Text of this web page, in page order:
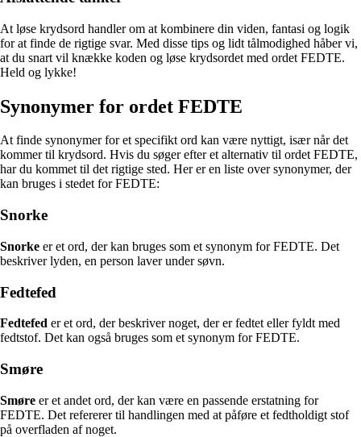
At løse krydsord handler om at kombinere din viden, fantasi og logik
for at finde de rigtige svar. Med disse tips og lidt tålmodighed håber vi,
at du snart vil knække koden og løse krydsordet med ordet FEDTE.
Held og lykke!
Synonymer for ordet FEDTE
At finde synonymer for et specifikt ord kan være nyttigt, især når det
kommer til krydsord. Hvis du søger efter et alternativ til ordet FEDTE,
har du kommet til det rigtige sted. Her er en liste over synonymer, der
kan bruges i stedet for FEDTE:
Snorke
Snorke er et ord, der kan bruges som et synonym for FEDTE. Det
beskriver lyden, en person laver under søvn.
Fedtefed
Fedtefed er et ord, der beskriver noget, der er fedtet eller fyldt med
fedtstof. Det kan også bruges som et synonym for FEDTE.
Smøre
Smøre er et andet ord, der kan være en passende erstatning for
FEDTE. Det refererer til handlingen med at påføre et fedtholdigt stof
på overfladen af noget.